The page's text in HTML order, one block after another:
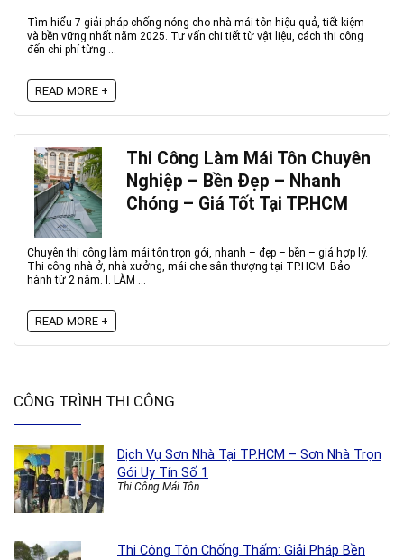
Tìm hiểu 7 giải pháp chống nóng cho nhà mái tôn hiệu quả, tiết kiệm
và bền vững nhất năm 2025. Tư vấn chi tiết từ vật liệu, cách thi công
đến chi phí từng ...
READ MORE +
Thi Công Làm Mái Tôn Chuyên
Nghiệp – Bền Đẹp – Nhanh
Chóng – Giá Tốt Tại TP.HCM
Chuyên thi công làm mái tôn trọn gói, nhanh – đẹp – bền – giá hợp lý.
Thi công nhà ở, nhà xưởng, mái che sân thượng tại TP.HCM. Bảo
hành từ 2 năm. I. LÀM ...
READ MORE +
CÔNG TRÌNH THI CÔNG
Dịch Vụ Sơn Nhà Tại TP.HCM – Sơn Nhà Trọn
Gói Uy Tín Số 1
Thi Công Mái Tôn
Thi Công Tôn Chống Thấm: Giải Pháp Bền